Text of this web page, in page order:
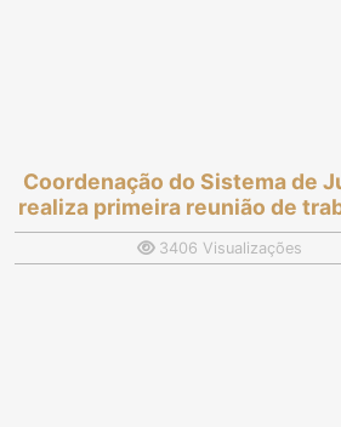
Coordenação do Sistema de
realiza primeira reunião de
3406 Visualizações